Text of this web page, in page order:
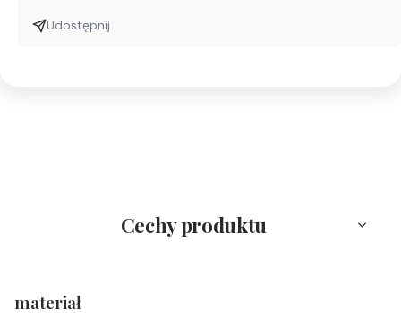
Udostępnij
Cechy produktu
materiał